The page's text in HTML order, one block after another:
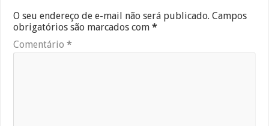
O seu endereço de e-mail não será publicado. Campos
obrigatórios são marcados com*
Comentário*